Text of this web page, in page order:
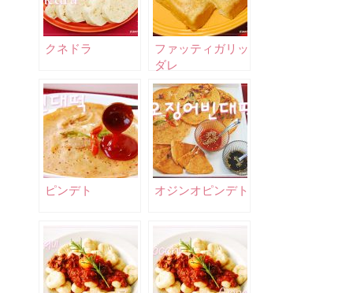
クネドラ
ファッティガリッ
ダレ
ピンデト オジンオピンデト